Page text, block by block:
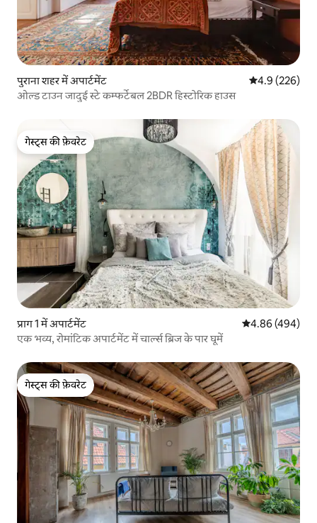
पुराना शहर में अपार्टमेंट औसत रेटिंग 5 में
4.9 (226)
ओल्ड टाउन जादुई स्टे कम्फर्टेबल 2BDR हिस्टोरिक हाउस
गेस्ट्स की फ़ेवरेट
गेस्ट्स की फ़ेवरेट
प्राग 1 में अपार्टमेंट औसत रेटिंग 5 में से
4.86 (494)
एक भव्य, रोमांटिक अपार्टमेंट में चार्ल्स ब्रिज के पार घूमें
गेस्ट्स की फ़ेवरेट
गेस्ट्स की फ़ेवरेट